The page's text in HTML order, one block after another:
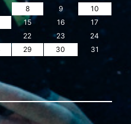
8 9
10
15 16
17
22 23
24
29 30 31